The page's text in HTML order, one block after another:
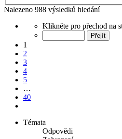
Nalezeno 988 výsledků hledání
Stránka
z
40
Klikněte pro přechod na
1
2
3
4
5
…
40
Témata
Odpovědi